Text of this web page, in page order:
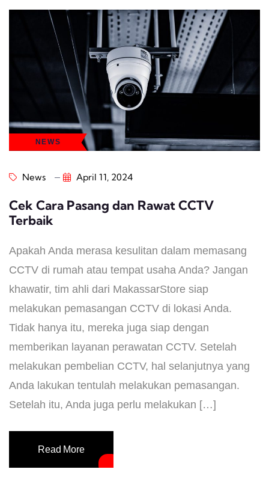
NEWS
News April 11, 2024
Cek Cara Pasang dan Rawat CCTV
Terbaik
Apakah Anda merasa kesulitan dalam memasang
CCTV di rumah atau tempat usaha Anda? Jangan
khawatir, tim ahli dari MakassarStore siap
melakukan pemasangan CCTV di lokasi Anda.
Tidak hanya itu, mereka juga siap dengan
memberikan layanan perawatan CCTV. Setelah
melakukan pembelian CCTV, hal selanjutnya yang
Anda lakukan tentulah melakukan pemasangan.
Setelah itu, Anda juga perlu melakukan […]
Read More